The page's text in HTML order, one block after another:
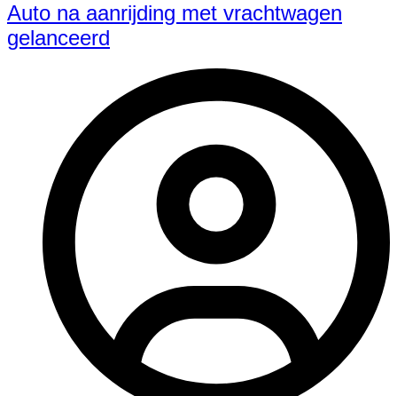
Auto na aanrijding met vrachtwagen
gelanceerd